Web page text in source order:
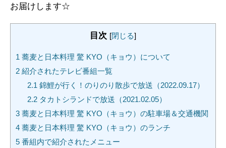
お届けします☆
目次 [閉じる]
1 蕎麦と日本料理 驚 KYO（キョウ）について
2 紹介されたテレビ番組一覧
2.1 錦鯉が行く！のりのり散歩で放送（2022.09.17）
2.2タカトシランドで放送（2021.02.05）
3 蕎麦と日本料理 驚 KYO（キョウ）の駐車場＆交通機関
4 蕎麦と日本料理 驚 KYO（キョウ）のランチ
5 番組内で紹介されたメニュー